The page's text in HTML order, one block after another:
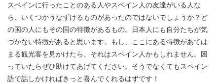
スペインに行ったことのある人やスペイン人の友達がいる人な
ら、いくつかうなずけるものがあったのではないでしょうか？ど
の国の人にもその国の特徴があるもの。日本人にも自分たちが気
づかない特徴があると思います。もし、ここにある特徴があては
まる観光客を見かけたら、それはスペイン人かもしれません。困
っていたらぜひ助けてあげてください。そうでなくてもスペイン
語で話しかければきっと喜んでくれるはずです！